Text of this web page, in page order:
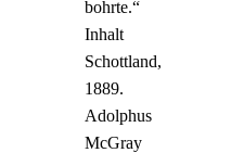
bohrte.“
Inhalt
Schottland,
1889.
Adolphus
McGray